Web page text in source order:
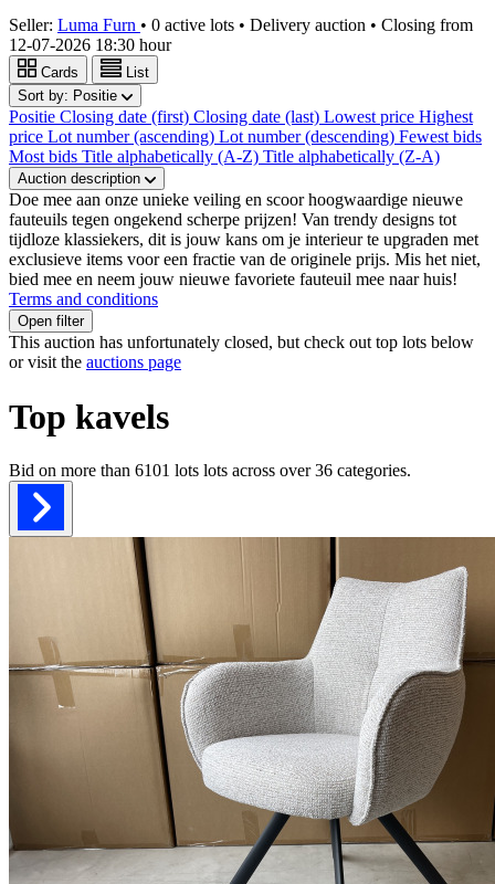
Seller: Luma Furn • 0 active lots • Delivery auction • Closing from
12-07-2026 18:30 hour
Cards
List
Sort by: Positie
Positie Closing date (first) Closing date (last) Lowest price Highest
price Lot number (ascending) Lot number (descending) Fewest bids
Most bids Title alphabetically (A-Z) Title alphabetically (Z-A)
Auction description
Doe mee aan onze unieke veiling en scoor hoogwaardige nieuwe
fauteuils tegen ongekend scherpe prijzen! Van trendy designs tot
tijdloze klassiekers, dit is jouw kans om je interieur te upgraden met
exclusieve items voor een fractie van de originele prijs. Mis het niet,
bied mee en neem jouw nieuwe favoriete fauteuil mee naar huis!
Terms and conditions
Open filter
This auction has unfortunately closed, but check out top lots below
or visit the auctions page
Top kavels
Bid on more than 6101 lots lots across over36 categories.